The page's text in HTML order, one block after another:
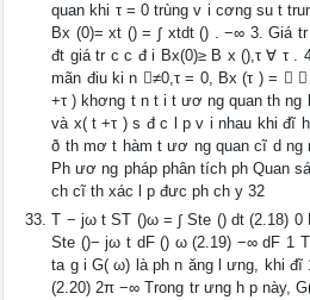
quan khi τ = 0 trùng v i cơng su t
Bx (0)= xt () = ∫ xtdt () . −∞ 3. Giá
đt giá tr c c đ i Bx(0)≥ B x (),τ ∀ τ .
mãn điu ki n ≠0,τ = 0, Bx (τ ) = 
+τ ) khơng t n t i t ươ ng quan th
và x( t +τ ) s đ c l p v i nhau khi đĩ
ð th mơ t hàm t ươ ng quan cĩ d ng
Ph ươ ng pháp phân tích ph Quan
ch cĩ th xác l p đưc ph ch y 32
T − jω t ST ()ω = ∫ Ste () dt (2.18) 0
Ste ()− jω t dF () ω (2.19) −∞ dF 1
ta g i G( ω) là ph n ăng l ưng, khi
(2.20) 2π −∞ Trong tr ưng h p này,